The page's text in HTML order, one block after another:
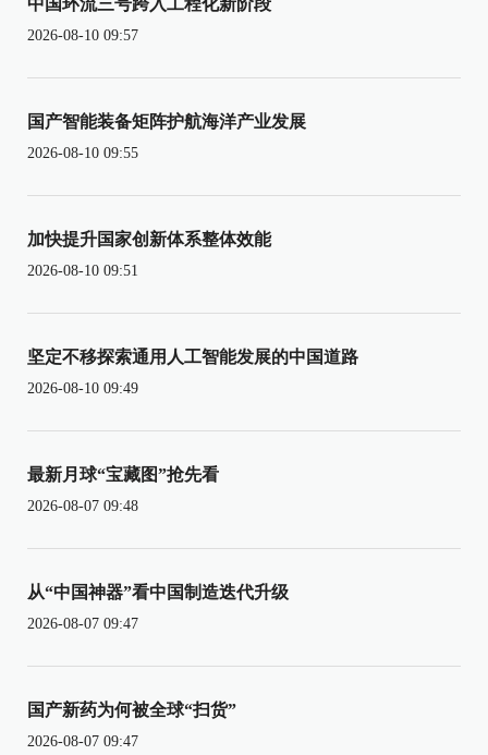
2026-08-10 09:57
国产智能装备矩阵护航海洋产业发展
2026-08-10 09:55
加快提升国家创新体系整体效能
2026-08-10 09:51
坚定不移探索通用人工智能发展的中国道路
2026-08-10 09:49
最新月球“宝藏图”抢先看
2026-08-07 09:48
从“中国神器”看中国制造迭代升级
2026-08-07 09:47
国产新药为何被全球“扫货”
2026-08-07 09:47